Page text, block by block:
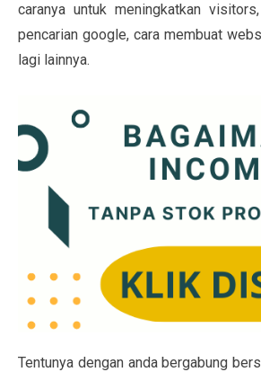
caranya untuk meningkatkan
pencarian google, cara membuat
lagi lainnya.
Tentunya dengan anda bergabung